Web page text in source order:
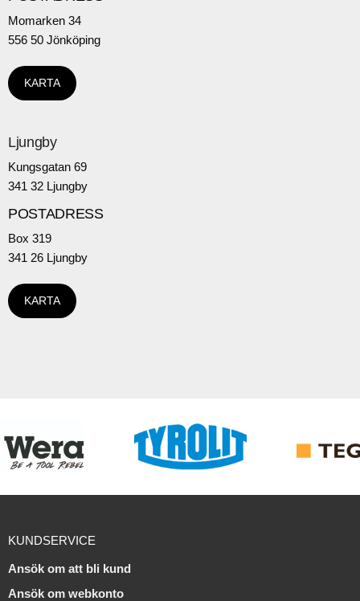
Momarken 34
556 50 Jönköping
KARTA
Ljungby
Kungsgatan 69
341 32 Ljungby
POSTADRESS
Box 319
341 26 Ljungby
KARTA
KUNDSERVICE
Ansök om att bli kund
Ansök om webkonto